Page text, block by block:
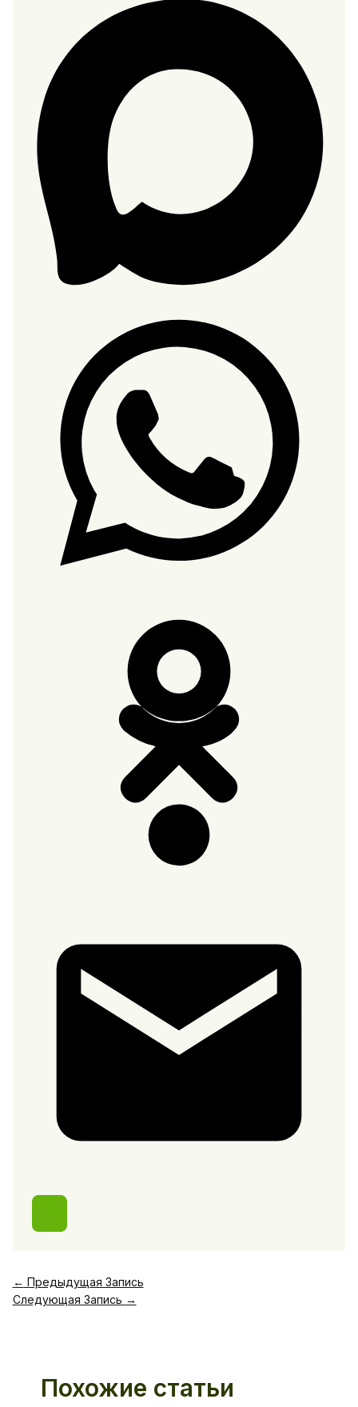
← Предыдущая Запись
Следующая Запись →
Похожие статьи